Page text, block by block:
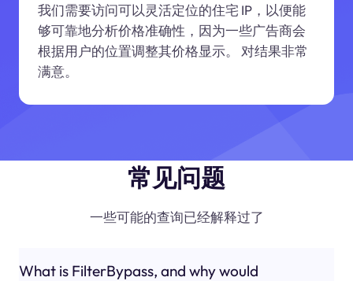
我们需要访问可以灵活定位的住宅 IP，以便能
够可靠地分析价格准确性，因为一些广告商会
根据用户的位置调整其价格显示。 对结果非常
满意。
常见问题
一些可能的查询已经解释过了
What is FilterBypass, and why would